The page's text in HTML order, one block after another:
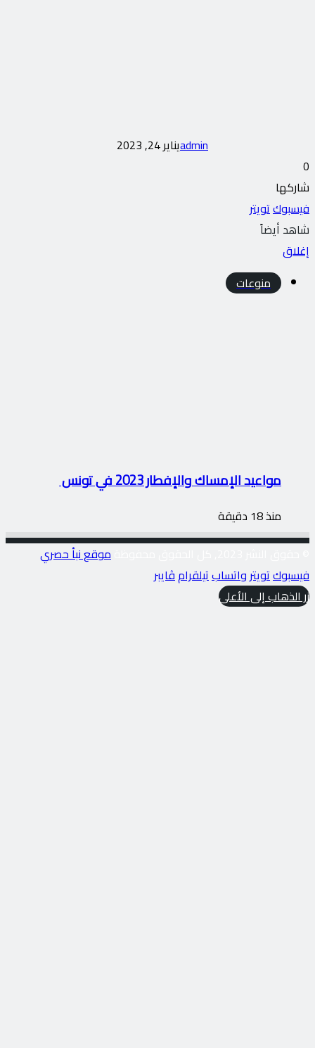
adminيناير 24, 2023
0
شاركها
فيسبوكتويتر
شاهد أيضاً
إغلاق
منوعات
مواعيد الإمساك والإفطار 2023 في تونس
منذ 18 دقيقة
موقع نبأ حصري
فيسبوكتويترواتسابتيلقرامڤايبر
زر الذهاب إلى الأعلى